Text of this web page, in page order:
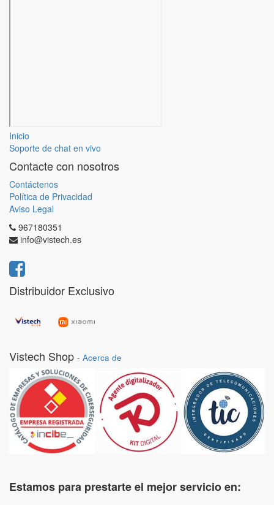
Inicio
Soporte de chat en vivo
Contacte con nosotros
Contáctenos
Política de Privacidad
Aviso Legal
967180351
info@vistech.es
Distribuidor Exclusivo
Vistech Shop - Acerca de
Estamos para prestarte el mejor servicio en: